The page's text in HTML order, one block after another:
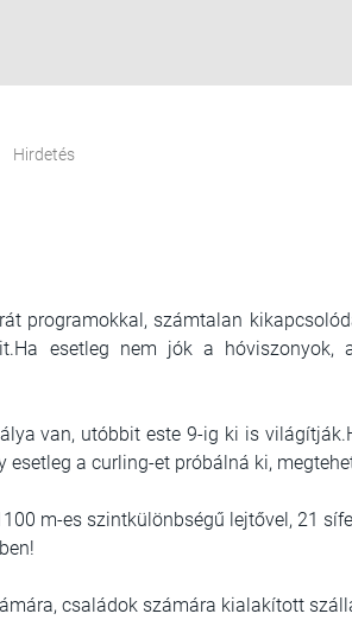
Hirdetés
programokkal, számtalan
esetleg nem jók a hóviszonyok,
van, utóbbit este 9-ig ki is
a curling-et próbálná ki,
m-es szintkülönbségű lejtővel, 21
családok számára kialakított